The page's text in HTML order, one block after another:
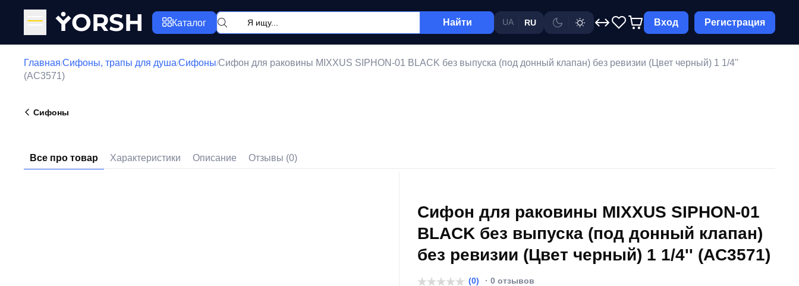
YORSH Каталог Найти UA RU Вход Регистрация
Главная/Сифоны, трапы для душа/Сифоны/Сифон для раковины MIXXUS SIPHON-01 BLACK без выпуска (под донный клапан) без ревизии (Цвет черный) 1 1/4''
(AC3571)
Сифоны
Все про товар Характеристики Описание Отзывы (0)
Сифон для раковины MIXXUS SIPHON-01
BLACK без выпуска (под донный клапан)
без ревизии (Цвет черный) 1 1/4'' (AC3571)
(0) · 0 отзывов